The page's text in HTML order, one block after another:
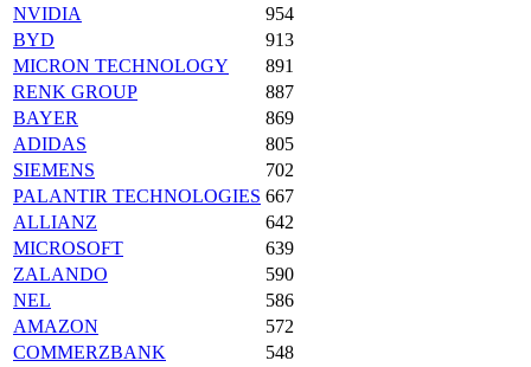
NVIDIA
954
BYD
913
MICRON TECHNOLOGY
891
RENK GROUP
887
BAYER
869
ADIDAS
805
SIEMENS
702
PALANTIR TECHNOLOGIES 667
ALLIANZ
642
MICROSOFT
639
ZALANDO
590
NEL
586
AMAZON
572
COMMERZBANK
548